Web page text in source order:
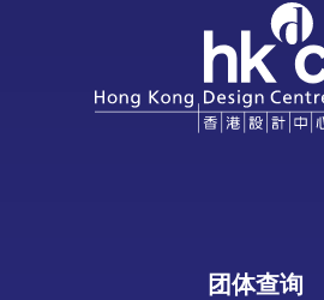
团体查询